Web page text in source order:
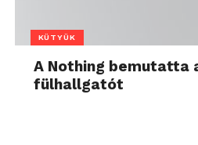
KÜTYÜK
A Nothing bemutatta
fülhallgatót